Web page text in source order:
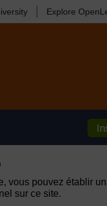
Explore
vous pouvez établir un
sur ce site.